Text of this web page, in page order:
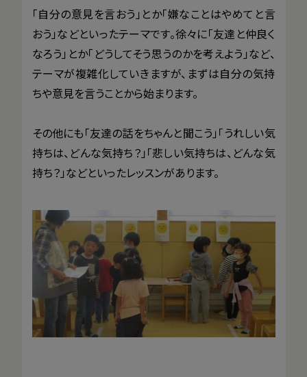
「自分の意見を言おう」とか「嫌なことはやめてと言
おう」などといったテーマです。徐々に「友達と仲良く
なろう」とか「どうしてそう思うのかを考えよう」など、
テーマが複雑化していきますが、まずは自分の気持
ちや意見を言うことから始まります。
その他にも「友達の話をちゃんと聞こう」「うれしい気
持ちは、どんな気持ち？」「悲しい気持ちは、どんな気
持ち？」などといったレッスンがあります。